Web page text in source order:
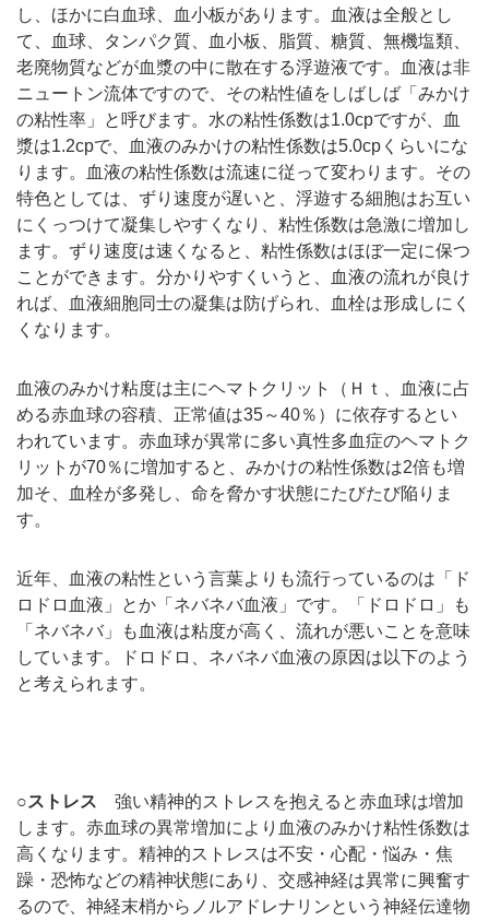
し、ほかに白血球、血小板があります。血液は全般とし
て、血球、タンパク質、血小板、脂質、糖質、無機塩類、
老廃物質などが血漿の中に散在する浮遊液です。血液は非
ニュートン流体ですので、その粘性値をしばしば「みかけ
の粘性率」と呼びます。水の粘性係数は1.0cpですが、血
漿は1.2cpで、血液のみかけの粘性係数は5.0cpくらいにな
ります。血液の粘性係数は流速に従って変わります。その
特色としては、ずり速度が遅いと、浮遊する細胞はお互い
にくっつけて凝集しやすくなり、粘性係数は急激に増加し
ます。ずり速度は速くなると、粘性係数はほぼ一定に保つ
ことができます。分かりやすくいうと、血液の流れが良け
れば、血液細胞同士の凝集は防げられ、血栓は形成しにく
くなります。
血液のみかけ粘度は主にヘマトクリット（Ｈｔ、血液に占
める赤血球の容積、正常値は35～40％）に依存するとい
われています。赤血球が異常に多い真性多血症のヘマトク
リットが70％に増加すると、みかけの粘性係数は2倍も増
加そ、血栓が多発し、命を脅かす状態にたびたび陥りま
す。
近年、血液の粘性という言葉よりも流行っているのは「ド
ロドロ血液」とか「ネバネバ血液」です。「ドロドロ」も
「ネバネバ」も血液は粘度が高く、流れが悪いことを意味
しています。ドロドロ、ネバネバ血液の原因は以下のよう
と考えられます。
○ストレス 強い精神的ストレスを抱えると赤血球は増加
します。赤血球の異常増加により血液のみかけ粘性係数は
高くなります。精神的ストレスは不安・心配・悩み・焦
躁・恐怖などの精神状態にあり、交感神経は異常に興奮す
るので、神経末梢からノルアドレナリンという神経伝達物